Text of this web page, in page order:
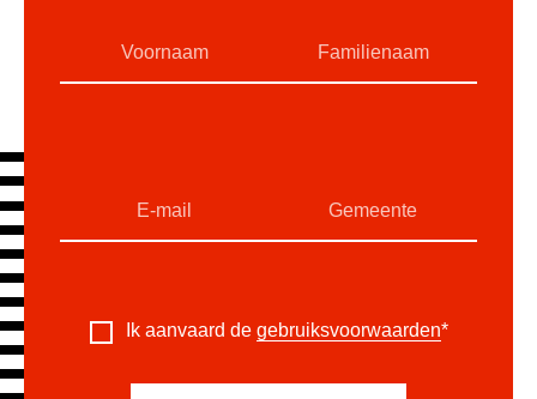
Ik aanvaard de gebruiksvoorwaarden*